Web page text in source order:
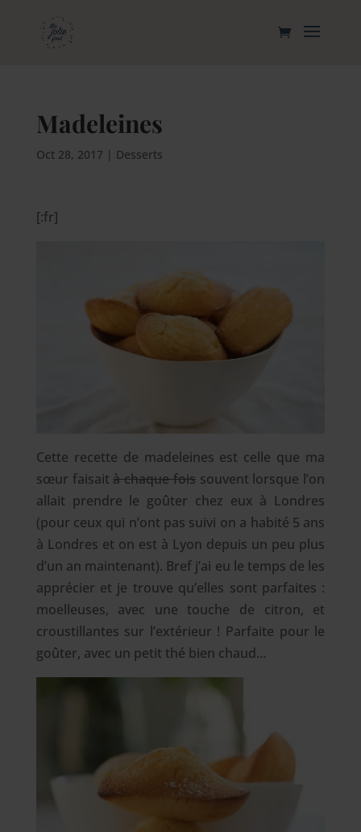
Madeleines
Oct 28, 2017 | Desserts
[:fr]
Cette recette de madeleines est celle que ma
sœur faisaità chaque foissouvent lorsque l’on
allait prendre le goûter chez eux à Londres
(pour ceux qui n’ont pas suivi on a habité 5 ans
à Londres et on est à Lyon depuis un peu plus
d’un an maintenant). Bref j’ai eu le temps de les
apprécier et je trouve qu’elles sont parfaites :
moelleuses, avec une touche de citron, et
croustillantes sur l’extérieur ! Parfaite pour le
goûter, avec un petit thé bien chaud…